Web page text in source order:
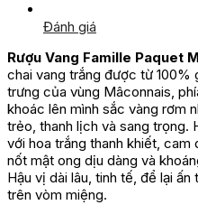
Đánh giá
Rượu Vang Famille Paquet
chai vang trắng được từ 100%
trưng của vùng Mâconnais,
khoác lên mình sắc vàng rơm
trẻo, thanh lịch và sang trọng.
với hoa trắng thanh khiết,
nốt mật ong dịu dàng và
Hậu vị dài lâu, tinh tế, để lại
trên vòm miệng.